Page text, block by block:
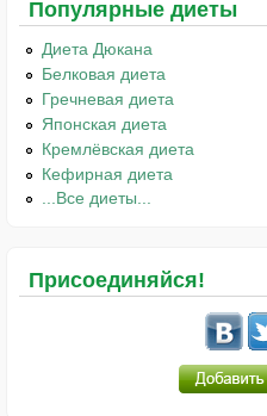
Популярные диеты
Диета Дюкана
Белковая диета
Гречневая диета
Японская диета
Кремлёвская диета
Кефирная диета
...Все диеты...
Присоединяйся!